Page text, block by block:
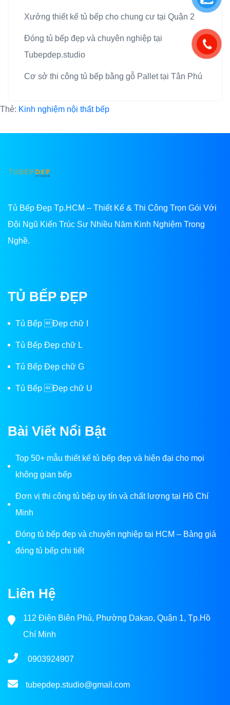
Xưởng thiết kế tủ bếp cho chung cư tại Quận 2
Đóng tủ bếp đẹp và chuyên nghiệp tại
Tubepdep.studio
Cơ sở thi công tủ bếp bằng gỗ Pallet tại Tân Phú
Thẻ: Kinh nghiệm nội thất bếp
Tủ Bếp Đẹp Tp.HCM – Thiết Kế & Thi Công Trọn Gói Với
Đội Ngũ Kiến Trúc Sư Nhiều Năm Kinh Nghiệm Trong
Nghề.
TỦ BẾP ĐẸP
Tủ Bếp Đẹp chữ I
Tủ Bếp Đẹp chữ L
Tủ Bếp Đẹp chữ G
Tủ Bếp Đẹp chữ U
Bài Viết Nổi Bật
Top 50+ mẫu thiết kế tủ bếp đẹp và hiện đại cho mọi
không gian bếp
Đơn vị thi công tủ bếp uy tín và chất lượng tại Hồ Chí
Minh
Đóng tủ bếp đẹp và chuyên nghiệp tại HCM – Bảng giá
đóng tủ bếp chi tiết
Liên Hệ
112 Điện Biên Phủ, Phường Dakao, Quận 1, Tp.Hồ
Chí Minh
0903924907
tubepdep.studio@gmail.com